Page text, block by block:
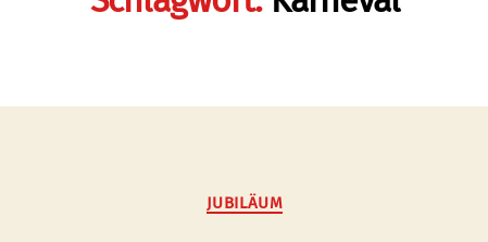
Kategorien
JUBILÄUM